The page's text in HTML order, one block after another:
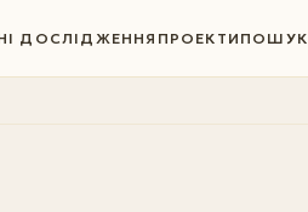
ДОСЛІДЖЕННЯ ПРОЕКТИ ПОШУК